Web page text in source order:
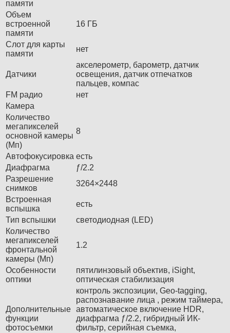
памяти
Объем
встроенной
памяти
16 ГБ
Слот для карты
памяти
нет
Датчики
акселерометр, барометр, датчик
освещения, датчик отпечатков
пальцев, компас
FM радио
нет
Камера
Количество
мегапикселей
основной камеры
(Мп)
8
Автофокусировка есть
Диафрагма
ƒ/2.2
Разрешение
снимков
3264×2448
Встроенная
вспышка
есть
Тип вспышки
светодиодная (LED)
Количество
мегапикселей
фронтальной
камеры (Мп)
1.2
Особенности
оптики
пятилинзовый объектив, iSight,
оптическая стабилизация
Дополнительные
функции
фотосъемки
контроль экспозиции, Geo-tagging,
распознавание лица , режим таймера,
автоматическое включение HDR,
диафрагма ƒ/2.2, гибридный ИК-
фильтр, серийная съемка,